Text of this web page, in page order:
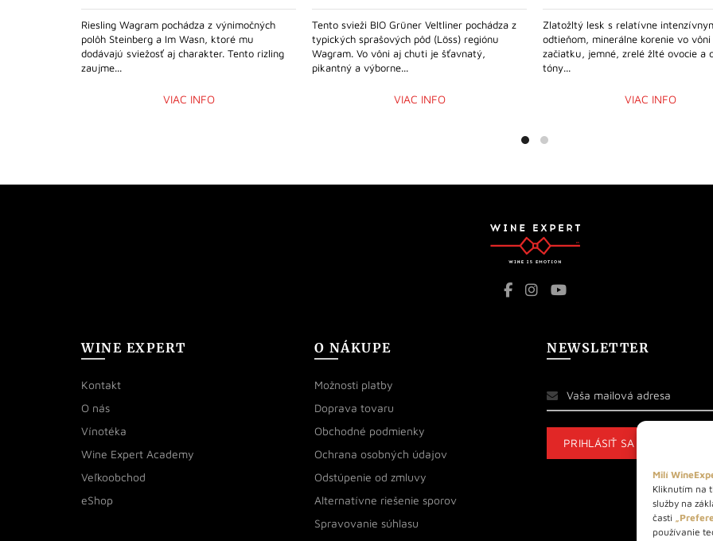
Milí
Kliknutím na
služby na
časti
používanie
Riesling Wagram pochádza z výnimočných
polôh Steinberg a Im Wasn, ktoré mu
dodávajú sviežosť aj charakter. Tento rizling
zaujme...
VIAC INFO
Tento svieži BIO Grüner Veltliner pochádza z
typických sprašových pôd (Löss) regiónu
Wagram. Vo vôni aj chuti je šťavnatý,
pikantný a výborne...
VIAC INFO
Zlatožltý lesk s relatívne
odtieňom, minerálne korenie vo vôni
začiatku, jemné, zrelé žlté ovocie a
tóny...
VIAC INFO
WINE EXPERT
Kontakt
O nás
Vínotéka
Wine Expert Academy
Veľkoobchod
eShop
O NÁKUPE
Možnosti platby
Doprava tovaru
Obchodné podmienky
Ochrana osobných údajov
Odstúpenie od zmluvy
Alternatívne riešenie sporov
Spravovanie súhlasu
NEWSLETTER